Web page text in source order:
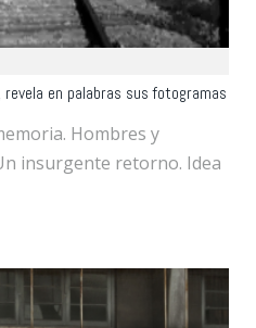
en palabras sus fotogramas
Hombres y
insurgente retorno. Idea